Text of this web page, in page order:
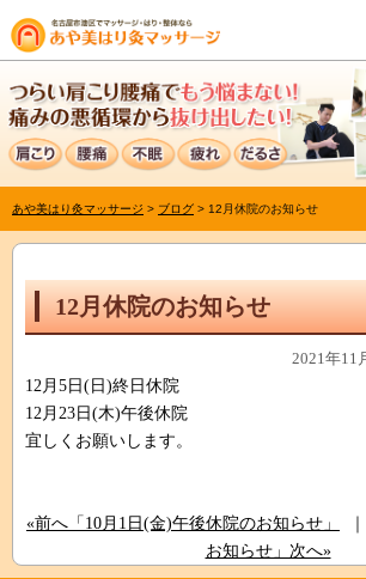
あや美はり灸マッサージ > ブログ > 12月休院のお知らせ
12月休院のお知らせ
2021年11
12月5日(日)終日休院
12月23日(木)午後休院
宜しくお願いします。
«前へ「10月1日(金)午後休院のお知らせ」
お知らせ」次へ»